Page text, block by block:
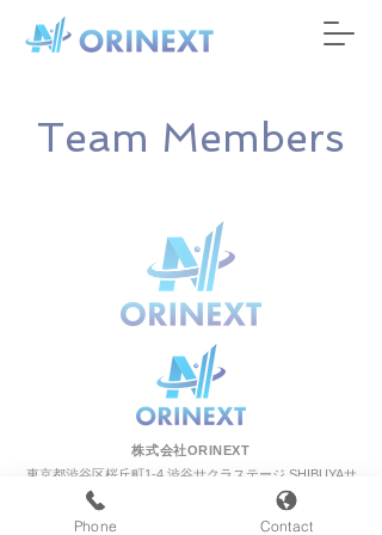
Team Members
株式会社ORINEXT
東京都渋谷区桜丘町1-4 渋谷サクラステージ SHIBUYAサ
イド SHIBUYAタワー7階 [
Google Map
Phone Contact